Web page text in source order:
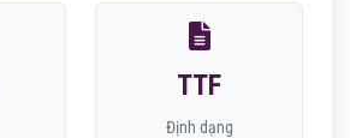
TTF
Định dạng